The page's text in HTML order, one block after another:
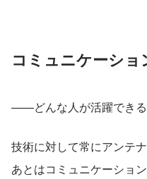
コミュニケーシ
——どんな人が活躍でき
技術に対して常にアンテ
あとはコミュニケーショ